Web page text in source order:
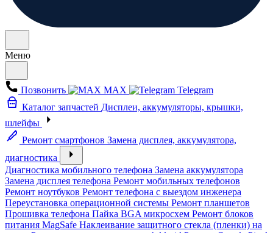
Меню
Позвонить MAX
Telegram
Каталог запчастей Дисплеи, аккумуляторы, крышки,
шлейфы
Ремонт смартфонов Замена дисплея, аккумулятора,
диагностика
Диагностика мобильного телефона Замена аккумулятора
Замена дисплея телефона Ремонт мобильных телефонов
Ремонт ноутбуков Ремонт телефона с выездом инженера
Переустановка операционной системы Ремонт планшетов
Прошивка телефона Пайка BGA микросхем Ремонт блоков
питания MagSafe Наклеивание защитного стекла (пленки) на